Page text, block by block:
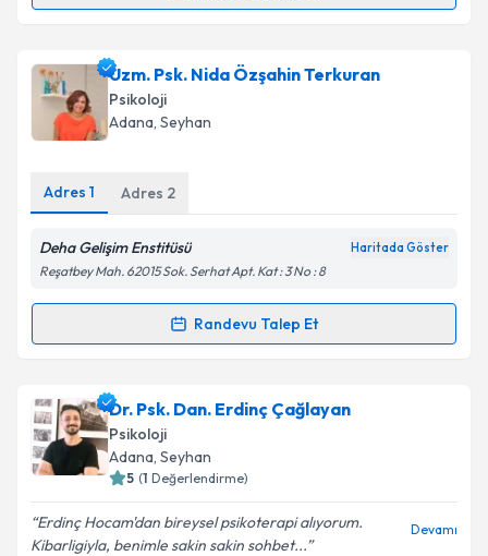
takvim hazırlandığında e-posta ile bilgilendireceğiz.
E-posta Adresiniz
Metni'ni okudum ve kişisel verilerimin belirtilen
kapsamda işlenmesini kabul ediyorum.
Takvim Talebini Gönder
Uzm. Psk. Nida Özşahin Terkuran
Psikoloji
Adana, Seyhan
Adres 1 Adres 2
Deha Gelişim Enstitüsü Haritada Göster
Reşatbey Mah. 62015 Sok. Serhat Apt. Kat : 3 No : 8
Randevu Talep Et
Randevu Takvimi Talebi
Uzm. Psk. Nida Özşahin Terkuraniçin randevu
takvimi talebi oluşturun. Size bu uzmandan randevu
almanız için bir takvim hazırlandığında e-posta ile
bilgilendireceğiz.
E-posta Adresiniz
Dr. Psk. Dan. Erdinç Çağlayan
Psikoloji
Adana, Seyhan
5 (1 Değerlendirme)
Erdinç Hocam'dan bireysel psikoterapi alıyorum.
Kibarligiyla, benimle sakin sakin sohbet...
Devamı